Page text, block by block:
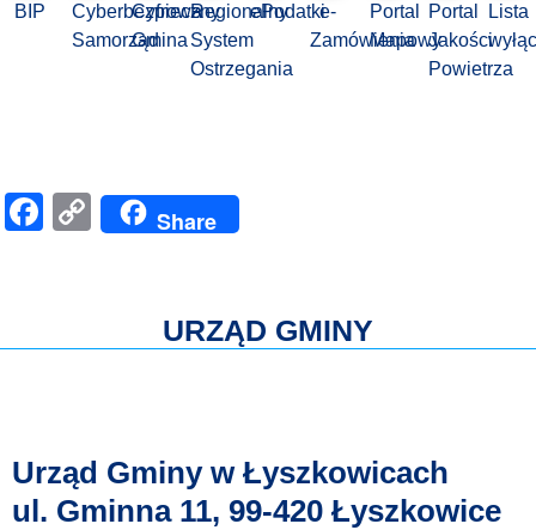
BIP
Cyberbezpieczny
Samorząd
Cyfrowa
Gmina
Regionalny
System
Ostrzegania
ePodatkie-
Zamówienia
Portal
Mapowy
Portal
Jakości
Powietrza
Lista
Facebook
CopyShare
URZĄD GMINY
Urząd Gminy w Łyszkowicach
ul. Gminna 11, 99-420 Łyszkowice